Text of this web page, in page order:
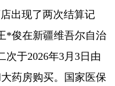
出现了两次结算记
*俊在新疆维吾尔自治
次于2026年3月3日由
药房购买。国家医保